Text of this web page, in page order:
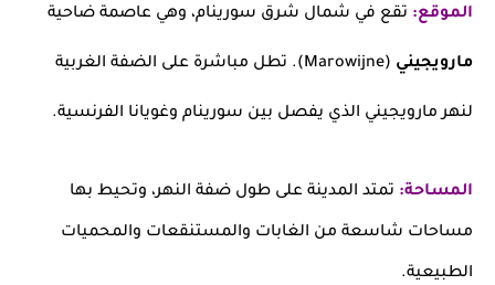
الموقع: تقع في شمال شرق سورينام، وهي عاصمة ضاحية
مارويجيني (Marowijne). تطل مباشرة على الضفة الغربية
لنهر مارويجيني الذي يفصل بين سورينام وغويانا الفرنسية.
المساحة: تمتد المدينة على طول ضفة النهر، وتحيط بها
مساحات شاسعة من الغابات والمستنقعات والمحميات
الطبيعية.